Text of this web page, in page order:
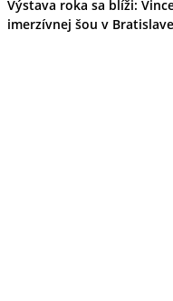
Výstava roka sa blíži:
imerzívnej šou v